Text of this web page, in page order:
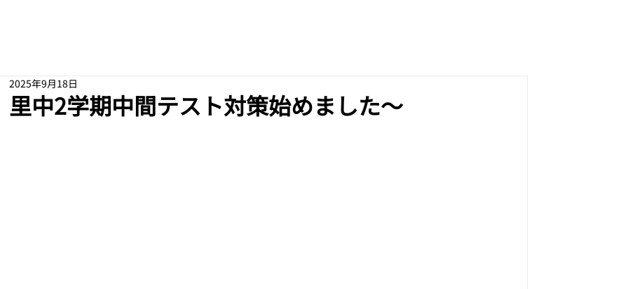
里中2学期中間テスト対策始めました～
2025年9月18日